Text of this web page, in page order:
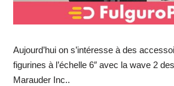
Aujourd’hui on s’intéresse à des
figurines à l’échelle 6″ avec la wave 2
Marauder Inc..